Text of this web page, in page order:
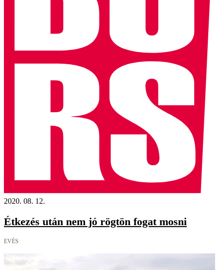
2020. 08. 12.
Étkezés után nem jó rögtön fogat mosni
EVÉS